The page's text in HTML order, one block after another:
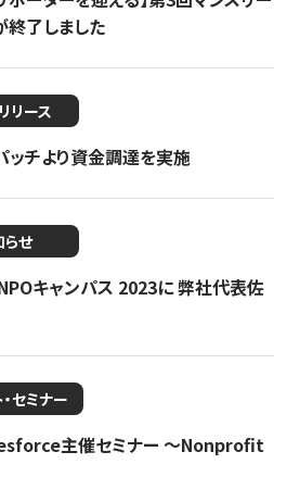
了しました
リース
ッチより資金調達を実施
らせ
キャンパス 2023に 弊社代表佐
セミナー
主催セミナー 〜Nonprofit